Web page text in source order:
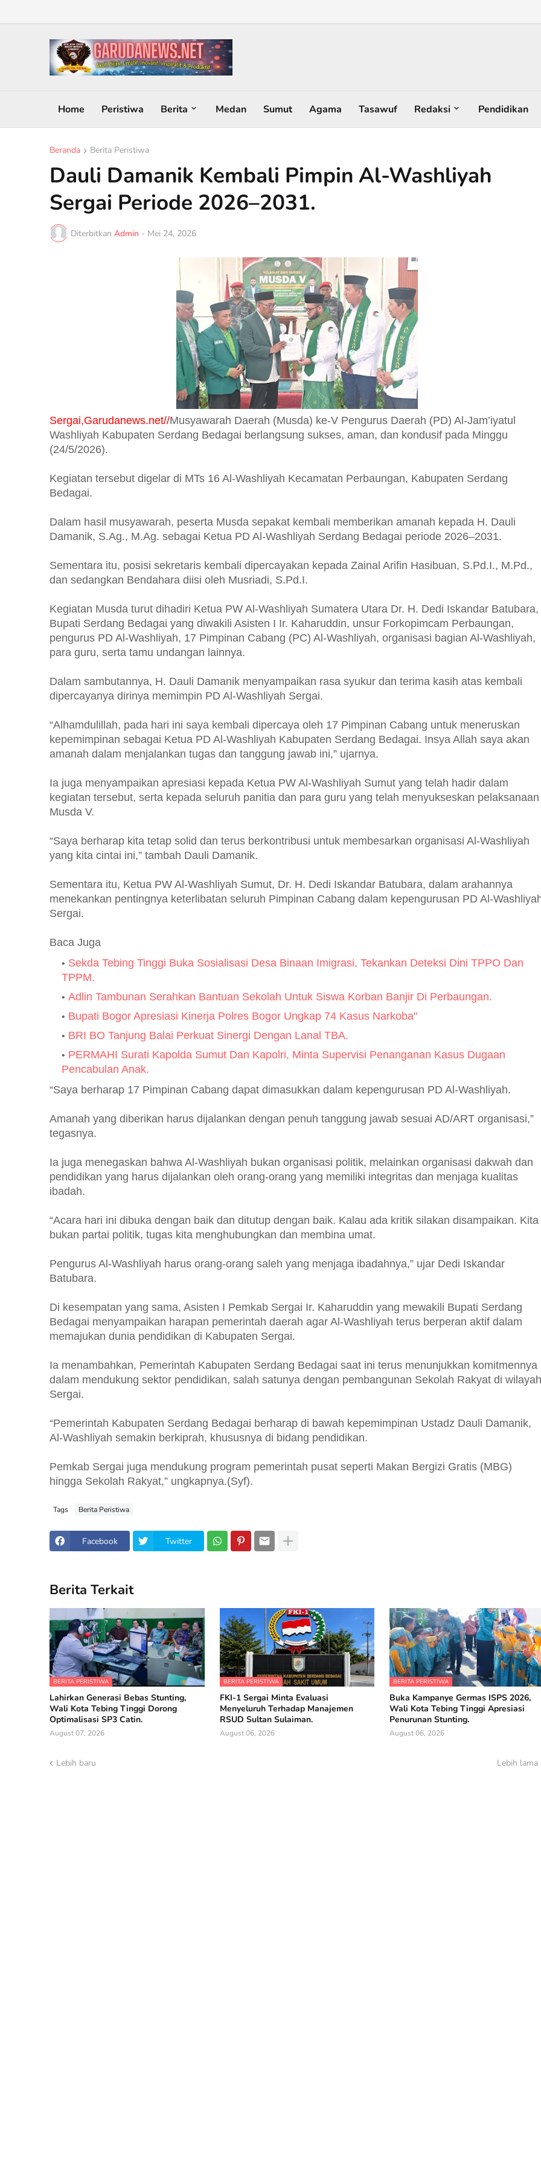
Home Peristiwa Berita Medan Sumut Agama Tasawuf Redaksi Pendidikan
Beranda Berita Peristiwa
Dauli Damanik Kembali Pimpin Al-Washliyah
Sergai Periode 2026–2031.
Diterbitkan Admin - Mei 24, 2026
Sergai,Garudanews.net//Musyawarah Daerah (Musda) ke-V Pengurus Daerah (PD) Al-Jam’iyatul
Washliyah Kabupaten Serdang Bedagai berlangsung sukses, aman, dan kondusif pada Minggu
(24/5/2026).
Kegiatan tersebut digelar di MTs 16 Al-Washliyah Kecamatan Perbaungan, Kabupaten Serdang
Bedagai.
Dalam hasil musyawarah, peserta Musda sepakat kembali memberikan amanah kepada H. Dauli
Damanik, S.Ag., M.Ag. sebagai Ketua PD Al-Washliyah Serdang Bedagai periode 2026–2031.
Sementara itu, posisi sekretaris kembali dipercayakan kepada Zainal Arifin Hasibuan, S.Pd.I., M.Pd.,
dan sedangkan Bendahara diisi oleh Musriadi, S.Pd.I.
Kegiatan Musda turut dihadiri Ketua PW Al-Washliyah Sumatera Utara Dr. H. Dedi Iskandar Batubara,
Bupati Serdang Bedagai yang diwakili Asisten I Ir. Kaharuddin, unsur Forkopimcam Perbaungan,
pengurus PD Al-Washliyah, 17 Pimpinan Cabang (PC) Al-Washliyah, organisasi bagian Al-Washliyah,
para guru, serta tamu undangan lainnya.
Dalam sambutannya, H. Dauli Damanik menyampaikan rasa syukur dan terima kasih atas kembali
dipercayanya dirinya memimpin PD Al-Washliyah Sergai.
“Alhamdulillah, pada hari ini saya kembali dipercaya oleh 17 Pimpinan Cabang untuk meneruskan
kepemimpinan sebagai Ketua PD Al-Washliyah Kabupaten Serdang Bedagai. Insya Allah saya akan
amanah dalam menjalankan tugas dan tanggung jawab ini,” ujarnya.
Ia juga menyampaikan apresiasi kepada Ketua PW Al-Washliyah Sumut yang telah hadir dalam
kegiatan tersebut, serta kepada seluruh panitia dan para guru yang telah menyukseskan pelaksanaan
Musda V.
“Saya berharap kita tetap solid dan terus berkontribusi untuk membesarkan organisasi Al-Washliyah
yang kita cintai ini,” tambah Dauli Damanik.
Sementara itu, Ketua PW Al-Washliyah Sumut, Dr. H. Dedi Iskandar Batubara, dalam arahannya
menekankan pentingnya keterlibatan seluruh Pimpinan Cabang dalam kepengurusan PD Al-
Sergai.
Baca Juga
Sekda Tebing Tinggi Buka Sosialisasi Desa Binaan Imigrasi, Tekankan Deteksi Dini TPPO Dan
TPPM.
Adlin Tambunan Serahkan Bantuan Sekolah Untuk Siswa Korban Banjir Di Perbaungan.
Bupati Bogor Apresiasi Kinerja Polres Bogor Ungkap 74 Kasus Narkoba"
BRI BO Tanjung Balai Perkuat Sinergi Dengan Lanal TBA.
PERMAHI Surati Kapolda Sumut Dan Kapolri, Minta Supervisi Penanganan Kasus Dugaan
Pencabulan Anak.
“Saya berharap 17 Pimpinan Cabang dapat dimasukkan dalam kepengurusan PD Al-Washliyah.
Amanah yang diberikan harus dijalankan dengan penuh tanggung jawab sesuai AD/ART organisasi,”
tegasnya.
Ia juga menegaskan bahwa Al-Washliyah bukan organisasi politik, melainkan organisasi dakwah dan
pendidikan yang harus dijalankan oleh orang-orang yang memiliki integritas dan menjaga kualitas
ibadah.
“Acara hari ini dibuka dengan baik dan ditutup dengan baik. Kalau ada kritik silakan disampaikan. Kita
bukan partai politik, tugas kita menghubungkan dan membina umat.
Pengurus Al-Washliyah harus orang-orang saleh yang menjaga ibadahnya,” ujar Dedi Iskandar
Batubara.
Di kesempatan yang sama, Asisten I Pemkab Sergai Ir. Kaharuddin yang mewakili Bupati Serdang
Bedagai menyampaikan harapan pemerintah daerah agar Al-Washliyah terus berperan aktif dalam
memajukan dunia pendidikan di Kabupaten Sergai.
Ia menambahkan, Pemerintah Kabupaten Serdang Bedagai saat ini terus menunjukkan komitmennya
dalam mendukung sektor pendidikan, salah satunya dengan pembangunan Sekolah Rakyat di wilayah
Sergai.
“Pemerintah Kabupaten Serdang Bedagai berharap di bawah kepemimpinan Ustadz Dauli Damanik,
Al-Washliyah semakin berkiprah, khususnya di bidang pendidikan.
Pemkab Sergai juga mendukung program pemerintah pusat seperti Makan Bergizi Gratis (MBG)
hingga Sekolah Rakyat,” ungkapnya.(Syf).
Tags Berita Peristiwa
Facebook Twitter
Berita Terkait
BERITA PERISTIWA
Lahirkan Generasi Bebas Stunting,
Wali Kota Tebing Tinggi Dorong
Optimalisasi SP3 Catin.
August 07, 2026
BERITA PERISTIWA
FKI-1 Sergai Minta Evaluasi
Menyeluruh Terhadap Manajemen
RSUD Sultan Sulaiman.
August 06, 2026
BERITA PERISTIWA
Buka Kampanye Germas ISPS 2026,
Wali Kota Tebing Tinggi Apresiasi
Penurunan Stunting.
August 06, 2026
Lebih baru Lebih lama